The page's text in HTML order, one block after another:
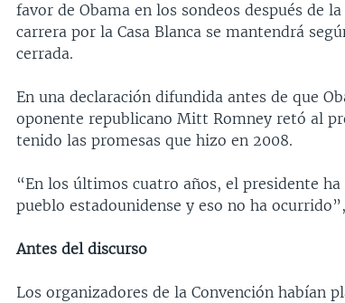
favor de Obama en los sondeos después de
carrera por la Casa Blanca se mantendrá
cerrada.
En una declaración difundida antes de que
oponente republicano Mitt Romney retó al
tenido las promesas que hizo en 2008.
“En los últimos cuatro años, el presidente
pueblo estadounidense y eso no ha
Antes del discurso
Los organizadores de la Convención habían